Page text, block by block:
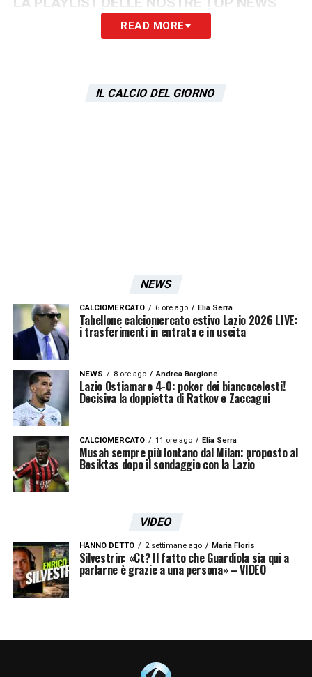
READ MORE
IL CALCIO DEL GIORNO
NEWS
CALCIOMERCATO 6 ore ago Elia Serra
Tabellone calciomercato estivo Lazio 2026 LIVE:
i trasferimenti in entrata e in uscita
NEWS 8 ore ago Andrea Bargione
Lazio Ostiamare 4-0: poker dei biancocelesti!
Decisiva la doppietta di Ratkov e Zaccagni
CALCIOMERCATO 11 ore ago Elia Serra
Musah sempre più lontano dal Milan: proposto al
Besiktas dopo il sondaggio con la Lazio
VIDEO
HANNO DETTO 2 settimane ago Maria Floris
Silvestrin: «Ct? Il fatto che Guardiola sia qui a
parlarne è grazie a una persona» – VIDEO